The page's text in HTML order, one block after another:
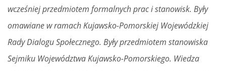
wcześniej przedmiotem formalnych prac i stanowisk. Były
omawiane w ramach Kujawsko-Pomorskiej Wojewódzkiej
Rady Dialogu Społecznego. Były przedmiotem stanowiska
Sejmiku Województwa Kujawsko-Pomorskiego. Wiedza